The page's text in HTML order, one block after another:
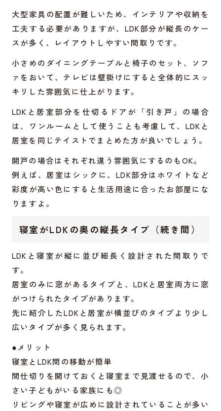
大型家具の配置が難しいため、インテリアや収納を
工夫する必要がありますが、LDK部分が縦長のケー
スが多く、レイアウトしやすい間取りです。
小さめのダイニングテーブルと椅子のセット、ソフ
ァをおいて、テレビは壁掛けにすると全体的にスッ
キリした雰囲気に仕上がります。
LDKと居室部分を仕切るドアが「引き戸」の場合
は、ワンルームとして使うことも考慮して、LDKと
居室を同じテイストでまとめた方が良いでしょう。
開戸の場合はそれぞれ違う雰囲気にするのもOK。
例えば、居室はシックに、LDK部分はホワイトなど
彩度が高い色にすると生活用途に合ったお部屋にな
りますよ。
寝室がLDKの奥の縦長タイプ（続き間）
LDKと寝室が縦に並び細長く設計された間取りで
す。
居室のみに窓があるタイプと、LDKと居室両方に窓
がつけられたタイプがあります。
先に紹介したLDKと居室が横並びのタイプより少し
広いタイプが多く見られます。
●メリット
寝室とLDK間の移動が簡単
間仕切りを開けておくと寝室まで見渡せるので、小
さい子どもがいる家族にも◎
リビングや寝室が広めに設計されていることが多い